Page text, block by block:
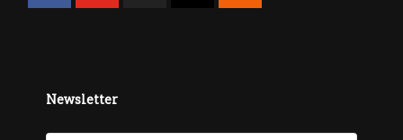
Newsletter